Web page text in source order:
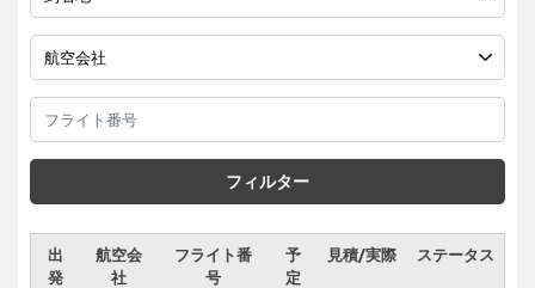
フィルター
出
発
航空会
社
フライト番
号
予
定
見積/実際 ステータス